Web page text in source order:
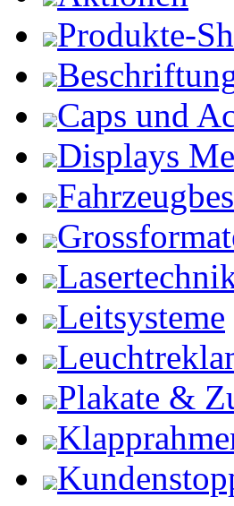
Produkte-
Caps und
Displays
Leitsysteme
Plakate &